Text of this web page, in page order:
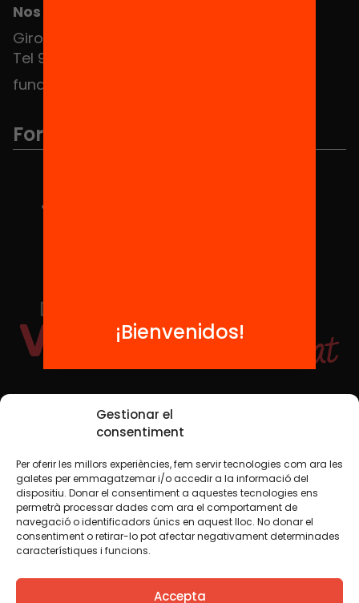
Gestionar el
consentiment
Per oferir les millors experiències, fem servir tecnologies com ara les
galetes per emmagatzemar i/o accedir a la informació del
dispositiu. Donar el consentiment a aquestes tecnologies ens
permetrà processar dades com ara el comportament de
navegació o identificadors únics en aquest lloc. No donar el
consentiment o retirar-lo pot afectar negativament determinades
característiques i funcions.
Accepta
Nos puedes encontrar en el HUB Social
Girona 34, interior 08010 Barcelona
Tel 934 588 700
fundacio@equitat.org
Formamos parte de...
Redes sociales
TWT YTB IG FB IN
Aviso legalPolítica de cookies
Creemos que el conocimiento debe compartirse. Por eso
utilizamos una licencia Creative Commons, salvo que en
¡Bienvenidos!